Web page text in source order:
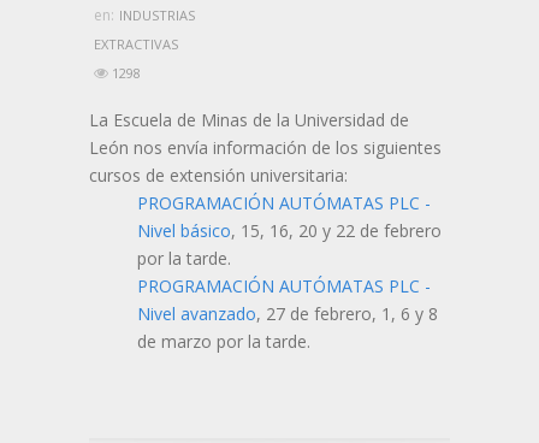
en: INDUSTRIAS
EXTRACTIVAS
1298
La Escuela de Minas de la Universidad de
León nos envía información de los siguientes
cursos de extensión universitaria:
PROGRAMACIÓN AUTÓMATAS PLC -
Nivel básico, 15, 16, 20 y 22 de febrero
por la tarde.
PROGRAMACIÓN AUTÓMATAS PLC -
Nivel avanzado, 27 de febrero, 1, 6 y 8
de marzo por la tarde.